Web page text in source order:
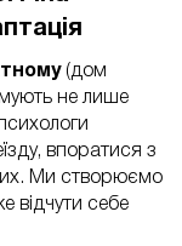
(дом
не лише
впоратися з
Ми створюємо
відчути себе